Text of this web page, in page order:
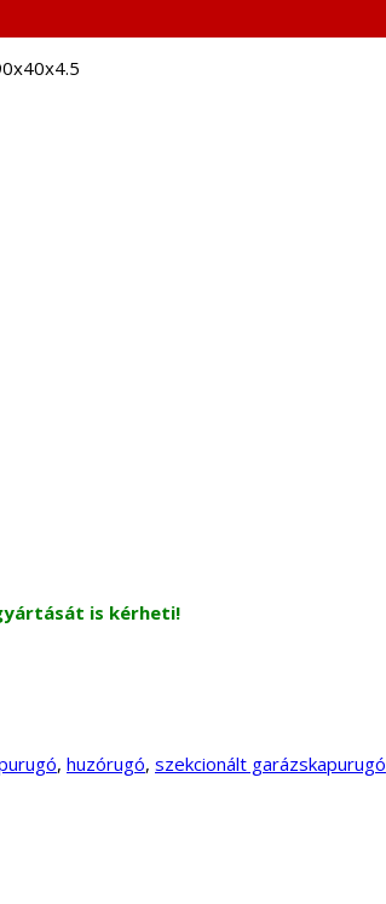
is kérheti!
, huzórugó, szekcionált garázskapurugó